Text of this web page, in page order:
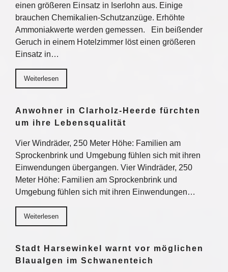
einen größeren Einsatz in Iserlohn aus. Einige
brauchen Chemikalien-Schutzanzüge. Erhöhte
Ammoniakwerte werden gemessen. Ein beißender
Geruch in einem Hotelzimmer löst einen größeren
Einsatz in…
Weiterlesen
Anwohner in Clarholz-Heerde fürchten
um ihre Lebensqualität
Vier Windräder, 250 Meter Höhe: Familien am
Sprockenbrink und Umgebung fühlen sich mit ihren
Einwendungen übergangen. Vier Windräder, 250
Meter Höhe: Familien am Sprockenbrink und
Umgebung fühlen sich mit ihren Einwendungen…
Weiterlesen
Stadt Harsewinkel warnt vor möglichen
Blaualgen im Schwanenteich